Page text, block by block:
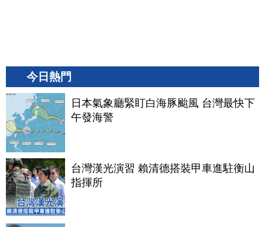
今日熱門
日本氣象廳緊盯白海豚颱風 台灣最快下
午發海警
台灣漢光演習 賴清德搭裝甲車進駐衡山
指揮所